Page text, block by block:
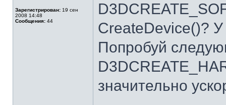
Зарегистрирован: 19 сен
2008 14:48
Сообщения: 44
CreateDevice()? У
Попробуй
значительно